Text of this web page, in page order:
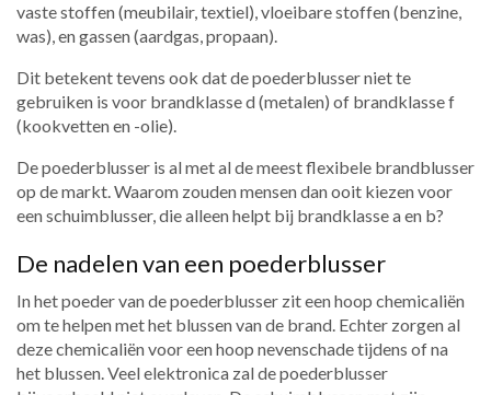
vaste stoffen (meubilair, textiel), vloeibare stoffen (benzine,
was), en gassen (aardgas, propaan).
Dit betekent tevens ook dat de poederblusser niet te
gebruiken is voor brandklasse d (metalen) of brandklasse f
(kookvetten en -olie).
De poederblusser is al met al de meest flexibele brandblusser
op de markt. Waarom zouden mensen dan ooit kiezen voor
een schuimblusser, die alleen helpt bij brandklasse a en b?
De nadelen van een poederblusser
In het poeder van de poederblusser zit een hoop chemicaliën
om te helpen met het blussen van de brand. Echter zorgen al
deze chemicaliën voor een hoop nevenschade tijdens of na
het blussen. Veel elektronica zal de poederblusser